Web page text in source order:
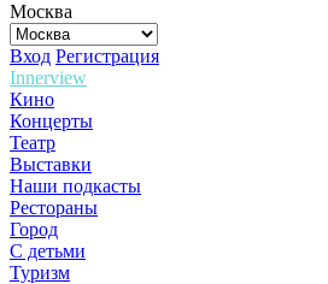
Москва
Вход Регистрация
Innerview
Кино
Концерты
Театр
Выставки
Наши подкасты
Рестораны
Город
С детьми
Туризм